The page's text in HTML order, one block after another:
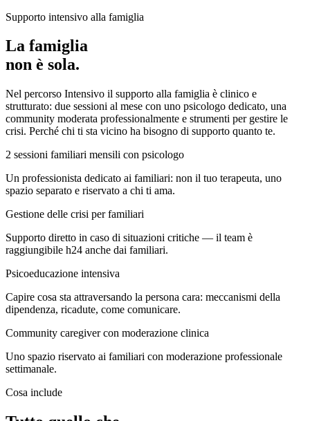
Supporto intensivo alla famiglia
La famiglia
non è sola.
Nel percorso Intensivo il supporto alla famiglia è clinico e
strutturato: due sessioni al mese con uno psicologo dedicato, una
community moderata professionalmente e strumenti per gestire le
crisi. Perché chi ti sta vicino ha bisogno di supporto quanto te.
2 sessioni familiari mensili con psicologo
Un professionista dedicato ai familiari: non il tuo terapeuta, uno
spazio separato e riservato a chi ti ama.
Gestione delle crisi per familiari
Supporto diretto in caso di situazioni critiche — il team è
raggiungibile h24 anche dai familiari.
Psicoeducazione intensiva
Capire cosa sta attraversando la persona cara: meccanismi della
dipendenza, ricadute, come comunicare.
Community caregiver con moderazione clinica
Uno spazio riservato ai familiari con moderazione professionale
settimanale.
Cosa include